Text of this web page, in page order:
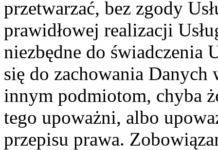
przetwarzać, bez zgody
prawidłowej realizacji
niezbędne do świadczenia
się do zachowania
innym podmiotom, chyba
tego upoważni, albo
przepisu prawa.